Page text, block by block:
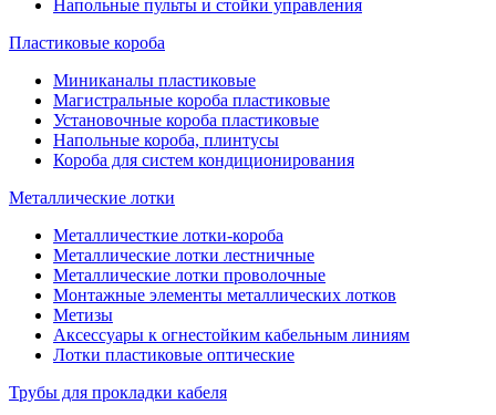
Напольные пульты и стойки управления
Пластиковые короба
Миниканалы пластиковые
Магистральные короба пластиковые
Установочные короба пластиковые
Напольные короба, плинтусы
Короба для систем кондиционирования
Металлические лотки
Металличесткие лотки-короба
Металлические лотки лестничные
Металлические лотки проволочные
Монтажные элементы металлических лотков
Метизы
Аксессуары к огнестойким кабельным линиям
Лотки пластиковые оптические
Трубы для прокладки кабеля